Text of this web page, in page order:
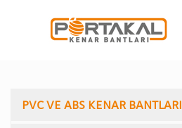
PVC VE ABS KENAR BANTLARI